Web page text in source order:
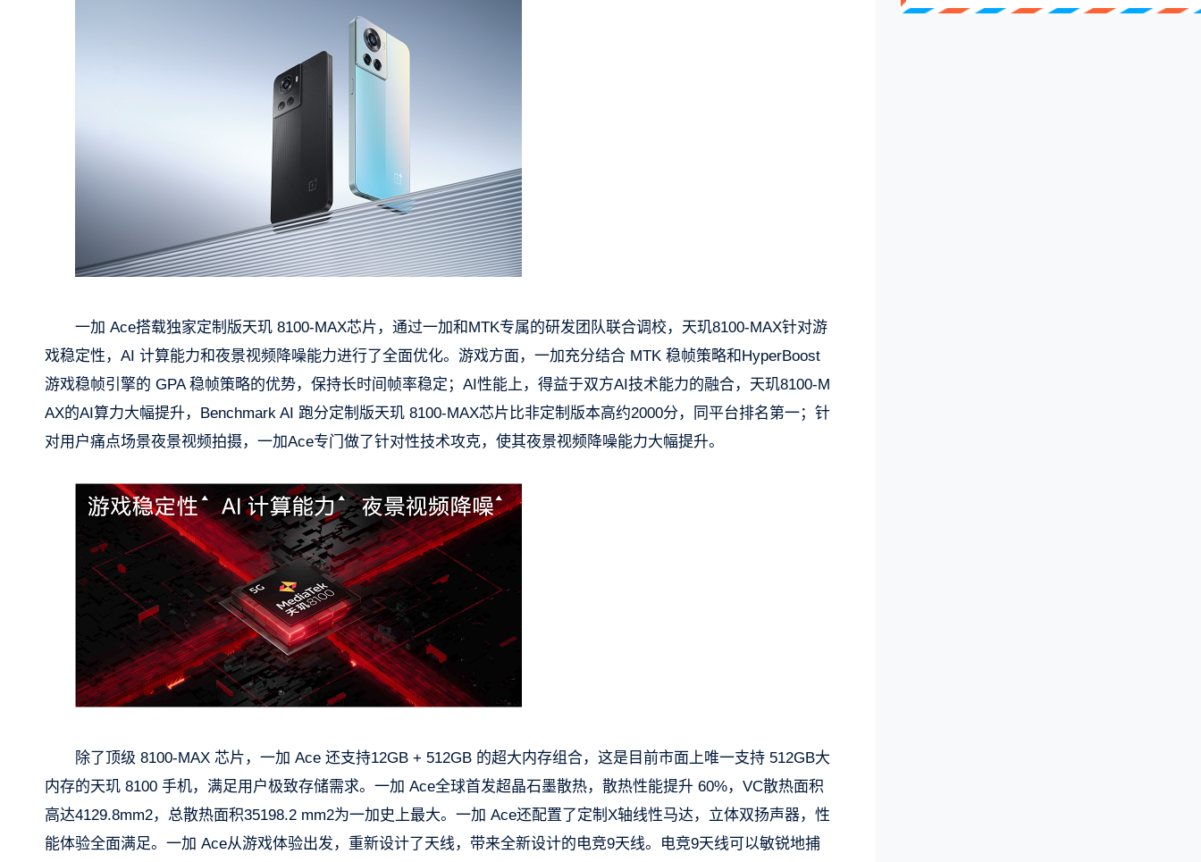
一加 Ace搭载独家定制版天玑 8100-MAX芯片，通过一加和MTK专属的研发团队联合调校，天玑8100-MAX针对游
戏稳定性，AI 计算能力和夜景视频降噪能力进行了全面优化。游戏方面，一加充分结合 MTK 稳帧策略和HyperBoost
游戏稳帧引擎的 GPA 稳帧策略的优势，保持长时间帧率稳定；AI性能上，得益于双方AI技术能力的融合，天玑8100-M
AX的AI算力大幅提升，Benchmark AI 跑分定制版天玑 8100-MAX芯片比非定制版本高约2000分，同平台排名第一；针
对用户痛点场景夜景视频拍摄，一加Ace专门做了针对性技术攻克，使其夜景视频降噪能力大幅提升。
除了顶级 8100-MAX 芯片，一加 Ace 还支持12GB + 512GB 的超大内存组合，这是目前市面上唯一支持 512GB大
内存的天玑 8100 手机，满足用户极致存储需求。一加 Ace全球首发超晶石墨散热，散热性能提升 60%，VC散热面积
高达4129.8mm2，总散热面积35198.2 mm2为一加史上最大。一加 Ace还配置了定制X轴线性马达，立体双扬声器，性
能体验全面满足。一加 Ace从游戏体验出发，重新设计了天线，带来全新设计的电竞9天线。电竞9天线可以敏锐地捕